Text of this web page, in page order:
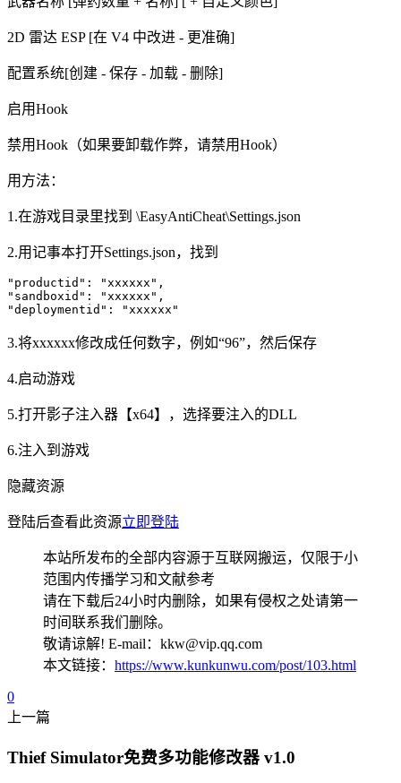
2D 雷达 ESP [在 V4 中改进 - 更准确]
配置系统[创建 - 保存 - 加载 - 删除]
启用Hook
禁用Hook（如果要卸载作弊，请禁用Hook）
用方法：
1.在游戏目录里找到 \EasyAntiCheat\Settings.json
2.用记事本打开Settings.json，找到
"productid": "xxxxxx",
"sandboxid": "xxxxxx",
"deploymentid": "xxxxxx"
3.将xxxxxx修改成任何数字，例如“96”，然后保存
4.启动游戏
5.打开影子注入器【x64】，选择要注入的DLL
6.注入到游戏
隐藏资源
登陆后查看此资源立即登陆
本站所发布的全部内容源于互联网搬运，仅限于小
范围内传播学习和文献参考
请在下载后24小时内删除，如果有侵权之处请第一
时间联系我们删除。
敬请谅解! E-mail：kkw@vip.qq.com
本文链接： https://www.kunkunwu.com/post/103.html
0
上一篇
Thief Simulator免费多功能修改器 v1.0